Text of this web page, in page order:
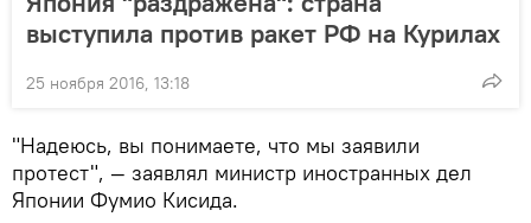
выступила против ракет РФ на Курилах
25 ноября 2016, 13:18
"Надеюсь, вы понимаете, что мы заявили
протест", — заявлял министр иностранных дел
Японии Фумио Кисида.